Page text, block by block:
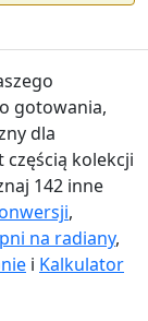
gotowania,
dla
kolekcji
142 inne
,
na radiany,
i Kalkulator